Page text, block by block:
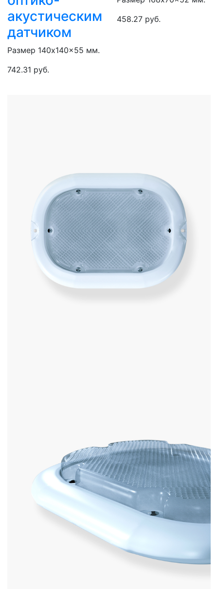
акустическим
датчиком
Размер 140x140x55 мм.
742.31 руб.
458.27 руб.